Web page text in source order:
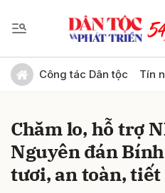
Công tác Dân tộc Tín
Chăm lo, hỗ trợ
Nguyên đán
tươi, an toàn,
Gửi bình luận